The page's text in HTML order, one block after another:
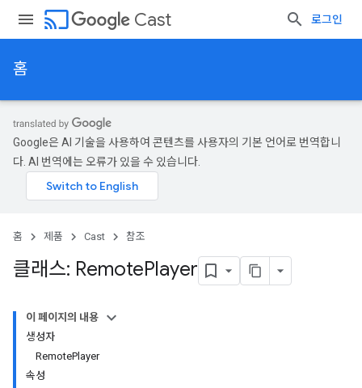
cast Cast 로그인
홈
Google은 AI 기술을 사용하여 콘텐츠를 사용자의 기본 언어로 번역합니
다. AI 번역에는 오류가 있을 수 있습니다.
홈 제품 Cast 참조
클래스: RemotePlayer
이 페이지의 내용
생성자
RemotePlayer
속성